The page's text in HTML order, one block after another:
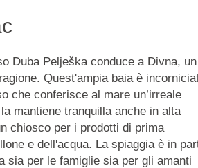
Duba Pelješka conduce a Divna, un
Quest'ampia baia è
che conferisce al mare un’irreale
mantiene tranquilla anche in alta
chiosco per i prodotti di prima
e dell'acqua. La spiaggia è in
sia per le famiglie sia per gli amanti